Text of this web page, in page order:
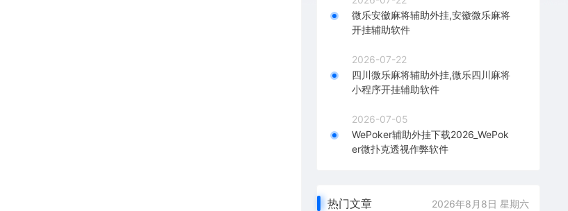
微乐安徽麻将辅助外挂,安徽微乐麻将
开挂辅助软件
2026-07-22
四川微乐麻将辅助外挂,微乐四川麻将
小程序开挂辅助软件
2026-07-05
WePoker辅助外挂下载2026_WePok
er微扑克透视作弊软件
热门文章 2026年8月8日 星期六